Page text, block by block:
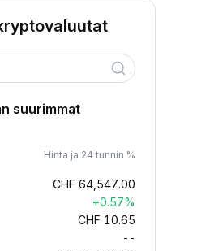
suurimmat
Hinta ja 24 tunnin %
CHF 64,547.00
+0.57%
CHF 10.65
--